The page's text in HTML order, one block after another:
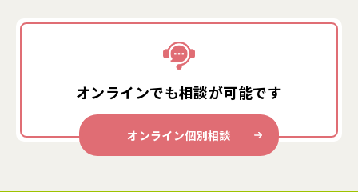
オンラインでも相談が可能です
オンライン個別相談